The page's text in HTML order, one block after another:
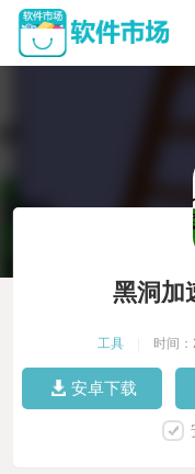
黑洞加
工具 时间
安卓下载